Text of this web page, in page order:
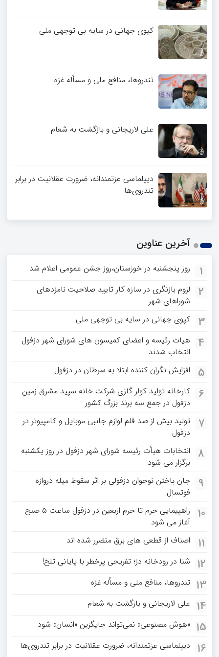
کپوی جهانی در سایه بی توجهی ملی
تندروها، منافع ملی و مسأله غزه
علی لاریجانی و بازگشت به شعام
دیپلماسی عزتمندانه، ضرورت عقلانیت در برابر
تندروی‌ها
آخرین عناوین
1 روز پنجشنبه در خوزستان،روز جشن عمومی اعلام شد
2
لزوم بازنگری در سازه کار تایید صلاحیت نامزدهای
شوراهای شهر
3 کپوی جهانی در سایه بی توجهی ملی
4
هیات رئیسه و اعضای کمیسون های شورای شهر دزفول
انتخاب شدند
5 افزایش نگران کننده ابتلا به سرطان در دزفول
6
کارخانه تولید کولر گازی شرکت خانه سپید مشرق زمین
دزفول در جمع سه برند بزرگ کشور
7
تولید بیش از صد قلم لوازم جانبی موبایل و کامپیوتر در
دزفول
8
انتخابات هیأت رئیسه شورای شهر دزفول در روز یکشنبه
برگزار می شود
9
جان باختن نوجوان دزفولی بر اثر سقوط میله دروازه
فوتسال
10
راهپیمایی حرم تا حرم اربعین در دزفول ساعت ۵ صبح
آغاز می شود
11 اصناف از قطعی های برق متضرر شده اند
12 شنا در رودخانه دز؛ تفریحی پرخطر با پایانی تلخ!
13 تندروها، منافع ملی و مسأله غزه
14 علی لاریجانی و بازگشت به شعام
15 «هوش مصنوعی» نمی‌تواند جایگزین «انسان» شود
16 دیپلماسی عزتمندانه، ضرورت عقلانیت در برابر تندروی‌ها